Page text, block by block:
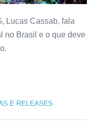
Lucas Cassab, fala
no Brasil e o que deve
E RELEASES